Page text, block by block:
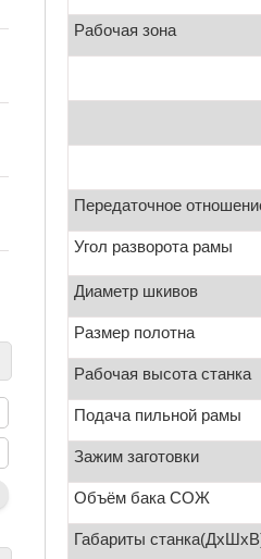
Рабочая зона
Передаточное
Угол разворота рамы
Диаметр шкивов
Размер полотна
Рабочая высота станка
Подача пильной рамы
Зажим заготовки
Объём бака СОЖ
Габариты